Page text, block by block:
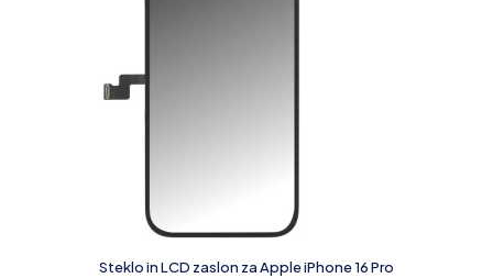
Steklo in LCD zaslon za Apple iPhone 16 Pro